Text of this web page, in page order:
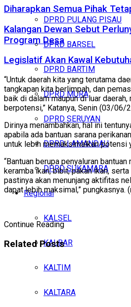
DPRD PULANG PISAU
DPRD BARSEL
DPRD BARTIM
DPRD MURA
DPRD SERUYAN
DPRD LAMANDAU
DPRD SUKAMARA
Regional
KALSEL
KALBAR
KALTIM
KALTARA
Diharapkan Semua Pihak
Kalangan Dewan Sebut
Program Desa
Legislatif Akan Kawal
“Untuk daerah kita yang terutama
tangkapan kita berlimpah, dan
baik di dalam maupun di luar
berpotensi,” Katanya, Senin (03/06/
Dirinya menambahkan, hal ini
apabila ada bantuan sarana
untuk lebih memaksimalkan potensi
“Bantuan berupa penyaluran
keramba ikan, bibit, pakan ikan,
pastinya akan menunjang aktifitas
dapat lebih maksimal,” pungkasnya. (
Continue Reading
RelatedPosts